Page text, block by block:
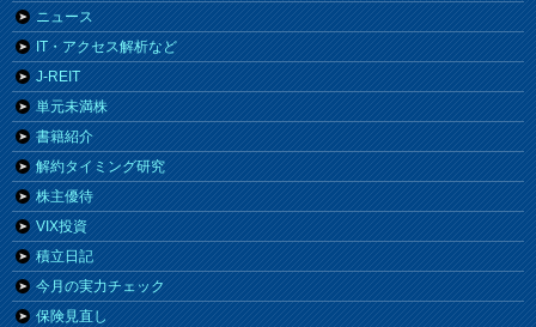
ニュース
IT・アクセス解析など
J-REIT
単元未満株
書籍紹介
解約タイミング研究
株主優待
VIX投資
積立日記
今月の実力チェック
保険見直し